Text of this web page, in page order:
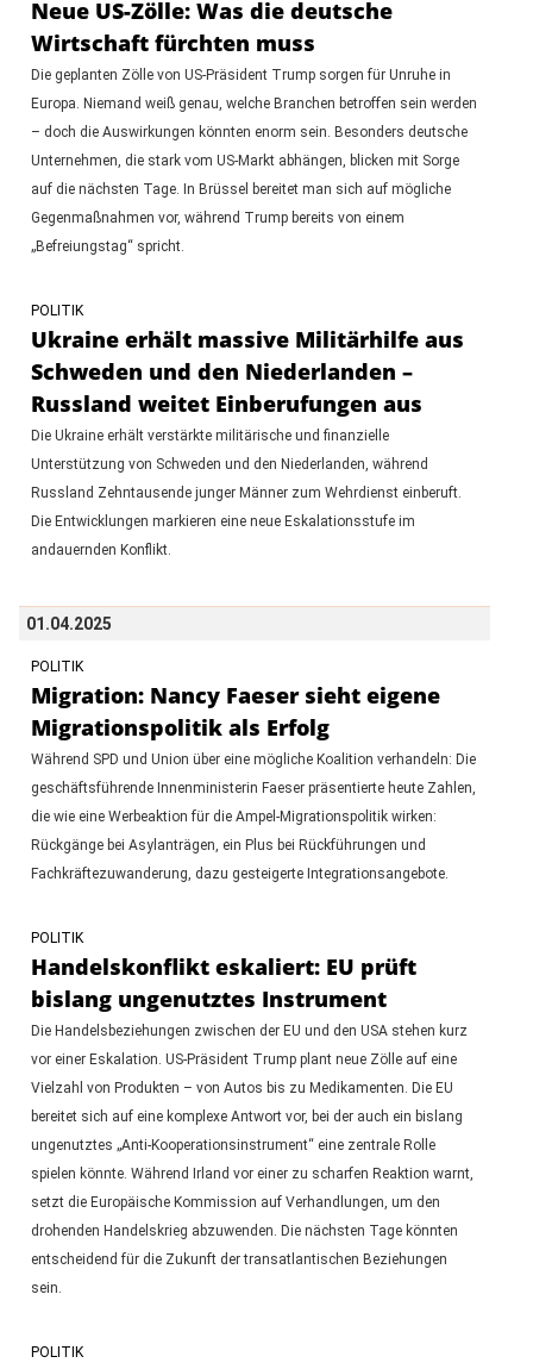
Neue US-Zölle: Was die deutsche
Wirtschaft fürchten muss
Die geplanten Zölle von US-Präsident Trump sorgen für Unruhe in
Europa. Niemand weiß genau, welche Branchen betroffen sein werden
– doch die Auswirkungen könnten enorm sein. Besonders deutsche
Unternehmen, die stark vom US-Markt abhängen, blicken mit Sorge
auf die nächsten Tage. In Brüssel bereitet man sich auf mögliche
Gegenmaßnahmen vor, während Trump bereits von einem
„Befreiungstag“ spricht.
POLITIK
Ukraine erhält massive Militärhilfe aus
Schweden und den Niederlanden –
Russland weitet Einberufungen aus
Die Ukraine erhält verstärkte militärische und finanzielle
Unterstützung von Schweden und den Niederlanden, während
Russland Zehntausende junger Männer zum Wehrdienst einberuft.
Die Entwicklungen markieren eine neue Eskalationsstufe im
andauernden Konflikt.
01.04.2025
POLITIK
Migration: Nancy Faeser sieht eigene
Migrationspolitik als Erfolg
Während SPD und Union über eine mögliche Koalition verhandeln: Die
geschäftsführende Innenministerin Faeser präsentierte heute Zahlen,
die wie eine Werbeaktion für die Ampel-Migrationspolitik wirken:
Rückgänge bei Asylanträgen, ein Plus bei Rückführungen und
Fachkräftezuwanderung, dazu gesteigerte Integrationsangebote.
POLITIK
Handelskonflikt eskaliert: EU prüft
bislang ungenutztes Instrument
Die Handelsbeziehungen zwischen der EU und den USA stehen kurz
vor einer Eskalation. US-Präsident Trump plant neue Zölle auf eine
Vielzahl von Produkten – von Autos bis zu Medikamenten. Die EU
bereitet sich auf eine komplexe Antwort vor, bei der auch ein bislang
ungenutztes „Anti-Kooperationsinstrument“ eine zentrale Rolle
spielen könnte. Während Irland vor einer zu scharfen Reaktion warnt,
setzt die Europäische Kommission auf Verhandlungen, um den
drohenden Handelskrieg abzuwenden. Die nächsten Tage könnten
entscheidend für die Zukunft der transatlantischen Beziehungen
sein.
POLITIK